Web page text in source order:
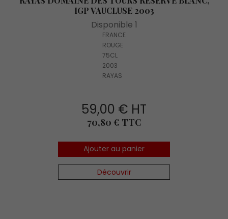
IGP VAUCLUSE 2003
Disponible 1
FRANCE
ROUGE
75CL
2003
RAYAS
59,00 € HT
Prix
70,80 € TTC
Ajouter au panier
Découvrir